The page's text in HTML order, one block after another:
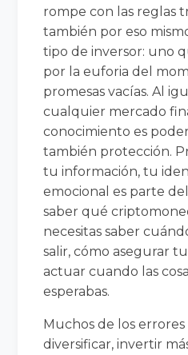
rompe con las reglas
también por eso
tipo de inversor: uno
por la euforia del
promesas vacías. Al
cualquier mercado
conocimiento es
también protección.
tu información, tu
emocional es parte
saber qué
necesitas saber
salir, cómo asegurar
actuar cuando las
esperabas.
Muchos de los
diversificar, invertir